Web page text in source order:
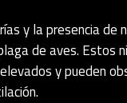
y la presencia de
de aves. Estos
y pueden